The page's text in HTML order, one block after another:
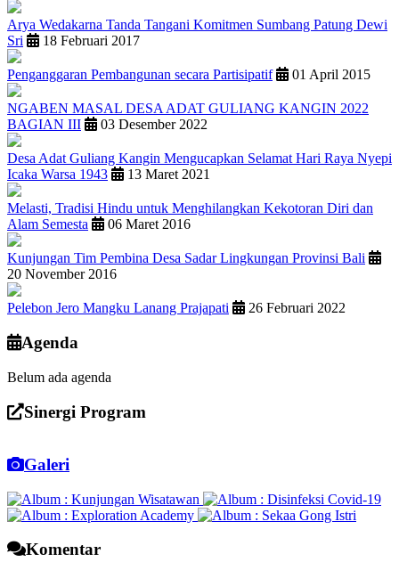
Arya Wedakarna Tanda Tangani Komitmen Sumbang Patung Dewi
Sri
18 Februari 2017
Penganggaran Pembangunan secara Partisipatif 01 April 2015
NGABEN MASAL DESA ADAT GULIANG KANGIN 2022
BAGIAN III
03 Desember 2022
Desa Adat Guliang Kangin Mengucapkan Selamat Hari Raya Nyepi
Icaka Warsa 1943
13 Maret 2021
Melasti, Tradisi Hindu untuk Menghilangkan Kekotoran Diri dan
Alam Semesta
06 Maret 2016
Kunjungan Tim Pembina Desa Sadar Lingkungan Provinsi Bali
20 November 2016
Pelebon Jero Mangku Lanang Prajapati 26 Februari 2022
Agenda
Belum ada agenda
Sinergi Program
Galeri
Komentar